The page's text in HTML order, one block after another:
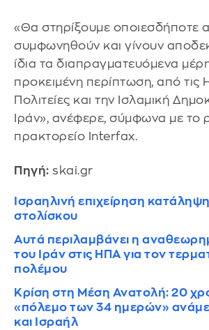
«Θα στηρίξουμε οποιεσδήποτε
συμφωνηθούν και γίνουν
ίδια τα διαπραγματευόμενα
προκειμένη περίπτωση, από τις
Πολιτείες και την Ισλαμική
Ιράν», ανέφερε, σύμφωνα με το
πρακτορείο Interfax.
Πηγή: skai.gr
Ισραηλινή επιχείρηση
στολίσκου
Αυτά περιλαμβάνει η
του Ιράν στις ΗΠΑ για τον
πολέμου
Κρίση στη Μέση Ανατολή: 20
«πόλεμο των 34 ημερών»
και Ισραήλ